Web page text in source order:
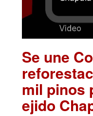
Se une
mil pinos
ejido